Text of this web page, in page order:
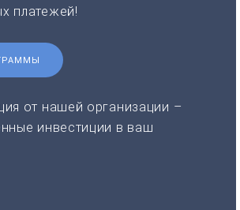
платежей!
от нашей организации –
инвестиции в ваш